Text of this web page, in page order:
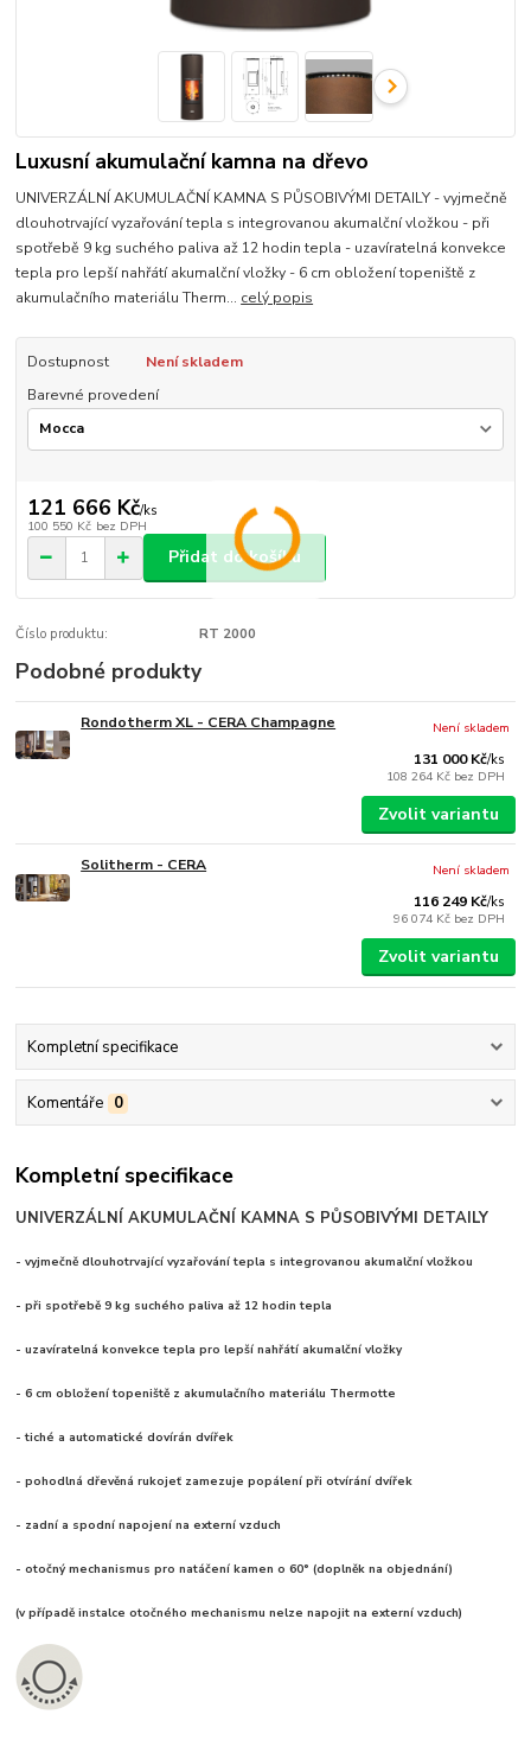
Luxusní akumulační kamna na dřevo
UNIVERZÁLNÍ AKUMULAČNÍ KAMNA S PŮSOBIVÝMI DETAILY - vyjmečně
dlouhotrvající vyzařování tepla s integrovanou akumalční vložkou - při
spotřebě 9 kg suchého paliva až 12 hodin tepla - uzavíratelná konvekce
tepla pro lepší nahřátí akumalční vložky - 6 cm obložení topeniště z
akumulačního materiálu Therm... celý popis
Dostupnost
Není skladem
Barevné provedení
121 666 Kč/ks
100 550 Kč bez DPH
Přidat do košíku
Číslo produktu: RT 2000
Podobné produkty
Rondotherm XL - CERA Champagne
131 000 Kč/ks
108 264 Kč bez DPH
Není skladem
Zvolit variantu
Solitherm - CERA
116 249 Kč/ks
96 074 Kč bez DPH
Není skladem
Zvolit variantu
Kompletní specifikace
Komentáře 0
Kompletní specifikace
UNIVERZÁLNÍ AKUMULAČNÍ KAMNA S PŮSOBIVÝMI DETAILY
- vyjmečně dlouhotrvající vyzařování tepla s integrovanou akumalční vložkou
- při spotřebě 9 kg suchého paliva až 12 hodin tepla
- uzavíratelná konvekce tepla pro lepší nahřátí akumalční vložky
- 6 cm obložení topeniště z akumulačního materiálu Thermotte
- tiché a automatické dovírán dvířek
- pohodlná dřevěná rukojeť zamezuje popálení při otvírání dvířek
- zadní a spodní napojení na externí vzduch
- otočný mechanismus pro natáčení kamen o 60° (doplněk na objednání)
(v případě instalce otočného mechanismu nelze napojit na externí vzduch)